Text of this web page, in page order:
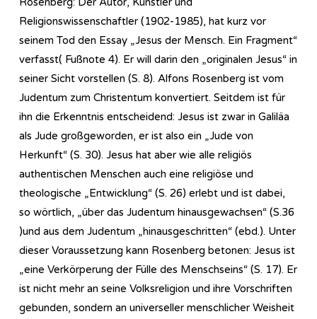
Religionswissenschaftler (1902-1985), hat kurz vor
seinem Tod den Essay „Jesus der Mensch. Ein Fragment“
verfasst( Fußnote 4). Er will darin den „originalen Jesus“ in
seiner Sicht vorstellen (S. 8). Alfons Rosenberg ist vom
Judentum zum Christentum konvertiert. Seitdem ist für
ihn die Erkenntnis entscheidend: Jesus ist zwar in Galiläa
als Jude großgeworden, er ist also ein „Jude von
Herkunft“ (S. 30). Jesus hat aber wie alle religiös
authentischen Menschen auch eine religiöse und
theologische „Entwicklung“ (S. 26) erlebt und ist dabei,
so wörtlich, „über das Judentum hinausgewachsen“ (S.36
)und aus dem Judentum „hinausgeschritten“ (ebd.). Unter
dieser Voraussetzung kann Rosenberg betonen: Jesus ist
„eine Verkörperung der Fülle des Menschseins“ (S. 17). Er
ist nicht mehr an seine Volksreligion und ihre Vorschriften
gebunden, sondern an universeller menschlicher Weisheit